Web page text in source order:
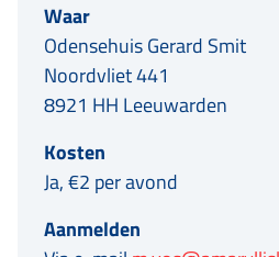
Waar
Odensehuis Gerard Smit
Noordvliet 441
8921 HH Leeuwarden
Kosten
Ja, €2 per avond
Aanmelden